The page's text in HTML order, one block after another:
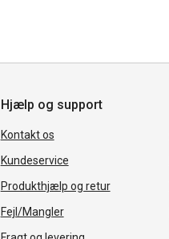
Hjælp og support
Kontakt os
Kundeservice
Produkthjælp og retur
Fejl/Mangler